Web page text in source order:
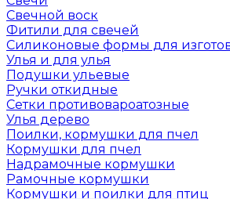
Свечной воск
Фитили для свечей
Силиконовые формы для
Улья и для улья
Подушки ульевые
Ручки откидные
Сетки противовароатозные
Улья дерево
Поилки, кормушки для пчел
Кормушки для пчел
Надрамочные кормушки
Рамочные кормушки
Кормушки и поилки для птиц